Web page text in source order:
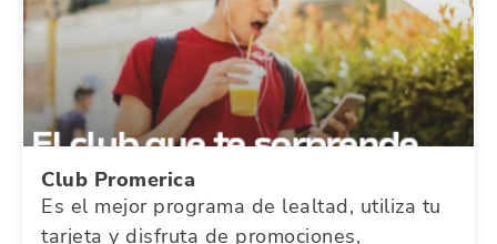
Club Promerica
Es el mejor programa de lealtad, utiliza tu
tarjeta y disfruta de promociones,